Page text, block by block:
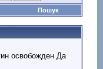
Пошук
освобожден Да